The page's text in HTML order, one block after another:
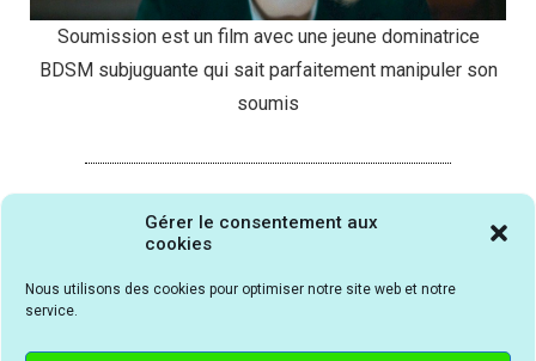
Gérer le consentement aux
cookies
Nous utilisons des cookies pour optimiser notre site web et notre
service.
Soumission est un film avec une jeune dominatrice
BDSM subjuguante qui sait parfaitement manipuler son
soumis
ÉDITEUR du DVD du film Soumission /
Le filmSanctuary/ Soumissionest édité en DVD par